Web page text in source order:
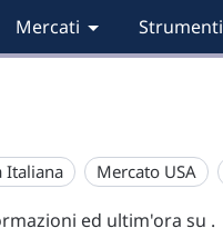
Mercati Strumenti
Italiana Mercato USA
ed ultim'ora su .